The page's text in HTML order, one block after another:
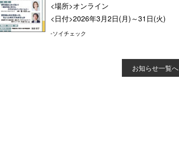
<場所>オンライン
<日付>2026年3月2日(月)～31日(火)
-ソイチェック
お知らせ一覧へ